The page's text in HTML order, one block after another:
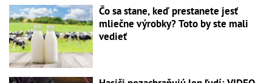
Čo sa stane, keď prestanete jesť
mliečne výrobky? Toto by ste mali
vedieť